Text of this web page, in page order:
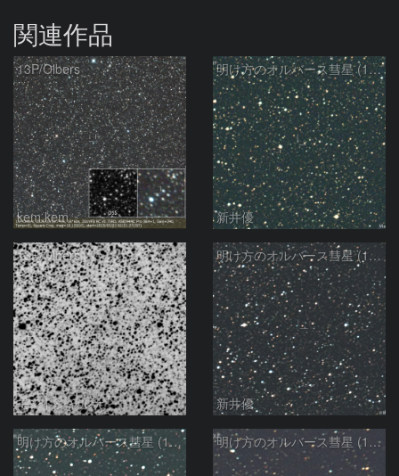
関連作品
13P/Olbers
kem.kem
明け方のオルバース彗星 (13P)：2025/03/20
新井優
13P/Olbers
モンドシャルナ
明け方のオルバース彗星 (13P)：2025/03/01
新井優
明け方のオルバース彗星 (13P)：2025/02/25 明け方のオルバース彗星 (13P)：2025/02/06